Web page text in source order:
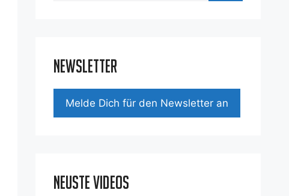
Newsletter
Mel­de Dich für den News­let­ter an
Neuste Videos